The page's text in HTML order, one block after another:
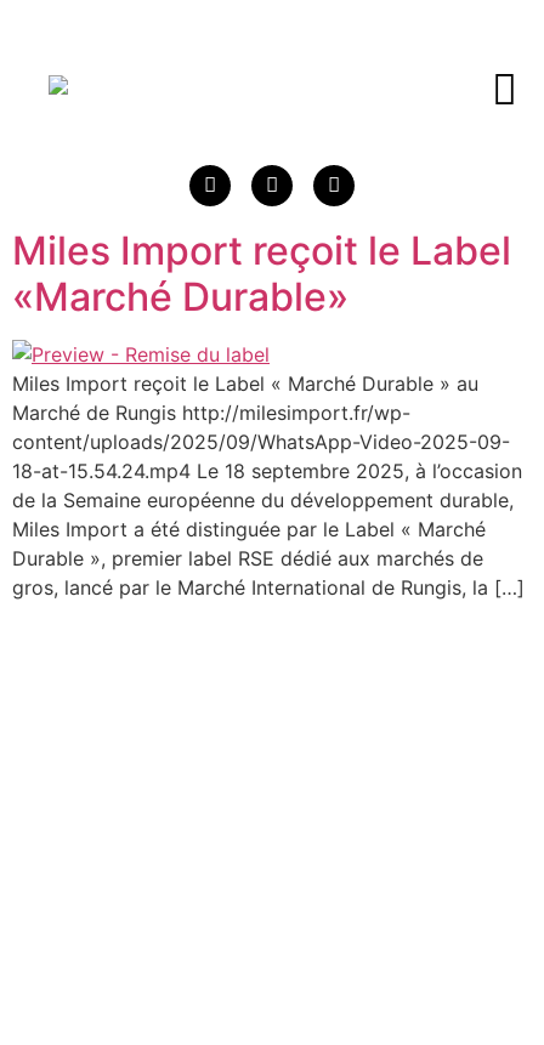
Miles Import reçoit le Label
«Marché Durable»
Miles Import reçoit le Label « Marché Durable » au
Marché de Rungis http://milesimport.fr/wp-
content/uploads/2025/09/WhatsApp-Video-2025-09-
18-at-15.54.24.mp4 Le 18 septembre 2025, à l’occasion
de la Semaine européenne du développement durable,
Miles Import a été distinguée par le Label « Marché
Durable », premier label RSE dédié aux marchés de
gros, lancé par le Marché International de Rungis, la […]